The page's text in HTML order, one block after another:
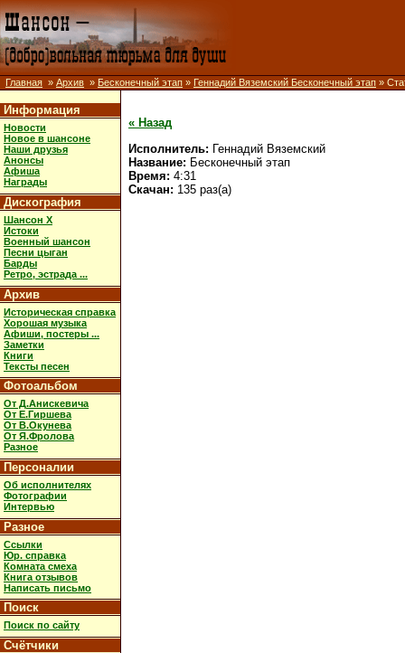
Главная » Архив » Бесконечный этап » Геннадий Вяземский Бесконечный этап »
Информация
Новости
Новое в шансоне
Наши друзья
Анонсы
Афиша
Награды
Дискография
Шансон X
Истоки
Военный шансон
Песни цыган
Барды
Ретро, эстрада ...
Архив
Историческая справка
Хорошая музыка
Афиши, постеры ...
Заметки
Книги
Тексты песен
Фотоальбом
От Д.Анискевича
От Е.Гиршева
От В.Окунева
От Я.Фролова
Разное
Персоналии
Об исполнителях
Фотографии
Интервью
Разное
Ссылки
Юр. справка
Комната смеха
Книга отзывов
Написать письмо
Поиск
Поиск по сайту
Счётчики
« Назад
Исполнитель: Геннадий Вяземский
Название: Бесконечный этап
Время: 4:31
Скачан: 135 раз(а)